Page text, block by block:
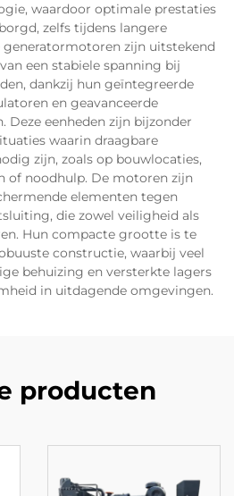
waardoor optimale prestaties
zelfs tijdens langere
generatormotoren zijn uitstekend
een stabiele spanning bij
dankzij hun geïntegreerde
en geavanceerde
Deze eenheden zijn bijzonder
waarin draagbare
zijn, zoals op bouwlocaties,
of noodhulp. De motoren zijn
elementen tegen
die zowel veiligheid als
Hun compacte grootte is te
constructie, waarbij veel
behuizing en versterkte lagers
in uitdagende omgevingen.
producten